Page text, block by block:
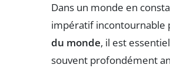
Dans un monde en
impératif incontournable
du monde, il est
souvent profondément